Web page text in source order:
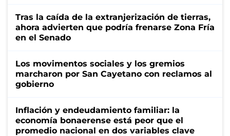
Tras la caída de la extranjerización de tierras,
ahora advierten que podría frenarse Zona Fría
en el Senado
Los movimentos sociales y los gremios
marcharon por San Cayetano con reclamos al
gobierno
Inflación y endeudamiento familiar: la
economía bonaerense está peor que el
promedio nacional en dos variables clave